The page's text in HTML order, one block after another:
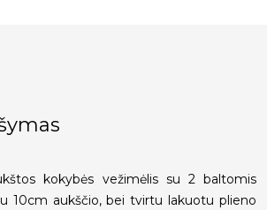
kokybės vežimėlis su 2 baltomis
10cm aukščio, bei tvirtu lakuotu plieno